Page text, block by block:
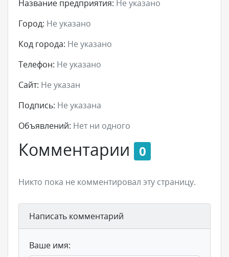
Название предприятия: Не указано
Город: Не указано
Код города: Не указано
Телефон: Не указано
Сайт: Не указан
Подпись: Не указана
Объявлений: Нет ни одного
Комментарии 0
Никто пока не комментировал эту страницу.
Написать комментарий
Ваше имя: